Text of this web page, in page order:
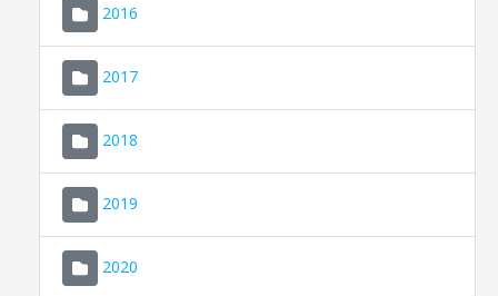
2016
2017
2018
2019
2020